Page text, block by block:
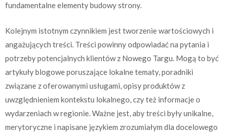
fundamentalne elementy budowy strony.
Kolejnym istotnym czynnikiem jest tworzenie wartościowych i
angażujących treści. Treści powinny odpowiadać na pytania i
potrzeby potencjalnych klientów z Nowego Targu. Mogą to być
artykuły blogowe poruszające lokalne tematy, poradniki
związane z oferowanymi usługami, opisy produktów z
uwzględnieniem kontekstu lokalnego, czy też informacje o
wydarzeniach w regionie. Ważne jest, aby treści były unikalne,
merytoryczne i napisane językiem zrozumiałym dla docelowego